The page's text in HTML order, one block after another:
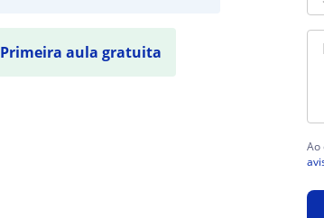
Primeira aula gratuita
Ao